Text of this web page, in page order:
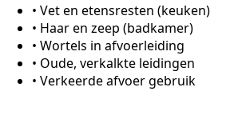
• Vet en etensresten (keuken)
• Haar en zeep (badkamer)
• Wortels in afvoerleiding
• Oude, verkalkte leidingen
• Verkeerde afvoer gebruik